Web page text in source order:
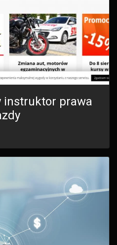
instruktor prawa